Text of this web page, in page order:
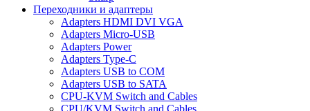
Переходники и адаптеры
Adapters HDMI DVI VGA
Adapters Micro-USB
Adapters Power
Adapters Type-C
Adapters USB to COM
Adapters USB to SATA
CPU-KVM Switch and Cables
CPU/KVM Switch and Cables